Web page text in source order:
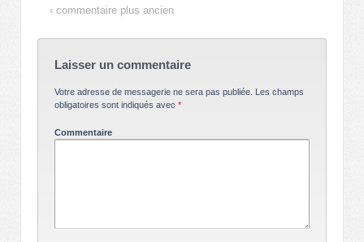
‹ commentaire plus ancien
Laisser un commentaire
Votre adresse de messagerie ne sera pas publiée. Les champs
obligatoires sont indiqués avec *
Commentaire